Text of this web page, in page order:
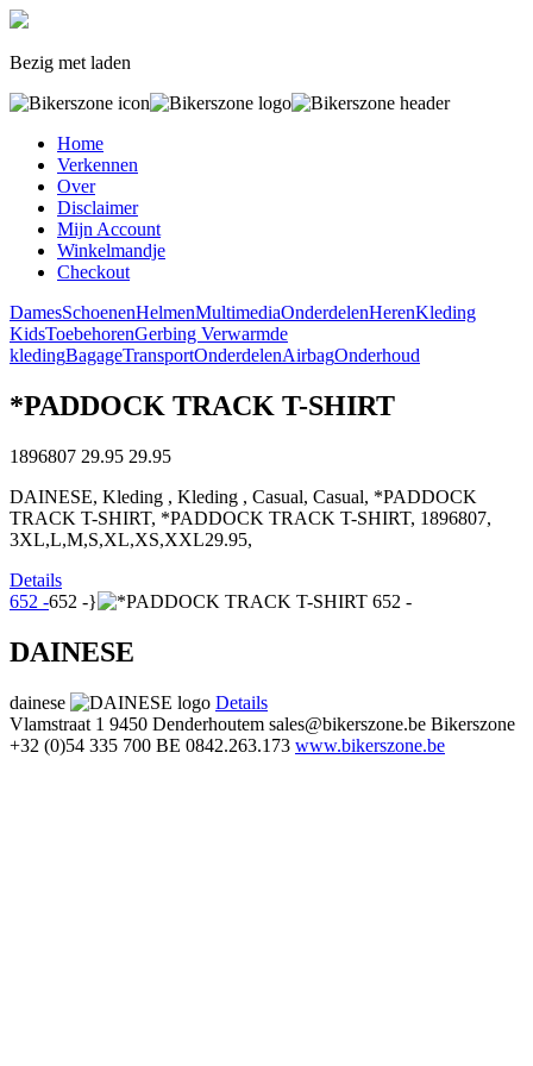
Bezig met laden
Home
Verkennen
Over
Disclaimer
Mijn Account
Winkelmandje
Checkout
DamesSchoenenHelmenMultimediaOnderdelenHerenKleding
KidsToebehorenGerbing Verwarmde
kledingBagageTransportOnderdelenAirbagOnderhoud
*PADDOCK TRACK T-SHIRT
1896807 29.95 29.95
DAINESE, Kleding , Kleding , Casual, Casual, *PADDOCK
TRACK T-SHIRT, *PADDOCK TRACK T-SHIRT, 1896807,
3XL,L,M,S,XL,XS,XXL29.95,
Details
652 -652 -}
DAINESE
dainese
Details
Vlamstraat 1 9450 Denderhoutem sales@bikerszone.be Bikerszone
+32 (0)54 335 700 BE 0842.263.173 www.bikerszone.be